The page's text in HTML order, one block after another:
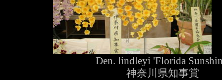
Den. lindleyi 'Florida
神奈川県知事賞